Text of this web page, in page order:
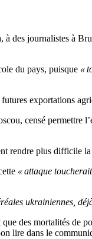
des journalistes à
du pays, puisque «
exportations
censé permettre
rendre plus difficile
« attaque
ukrainiennes,
des mortalités de
lire dans le